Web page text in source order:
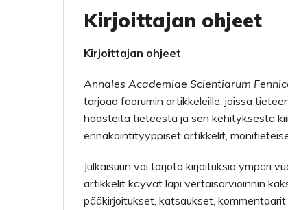
Kirjoittajan ohjeet
Kirjoittajan ohjeet
Annales Academiae Scientiarum
tarjoaa foorumin artikkeleille, joissa
haasteita tieteestä ja sen kehityksestä
ennakointityyppiset artikkelit,
Julkaisuun voi tarjota kirjoituksia ympäri
artikkelit käyvät läpi vertaisarvioinnin
pääkirjoitukset, katsaukset,